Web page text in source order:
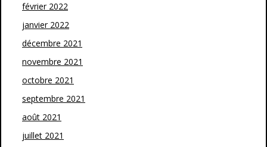
février 2022
janvier 2022
décembre 2021
novembre 2021
octobre 2021
septembre 2021
août 2021
juillet 2021